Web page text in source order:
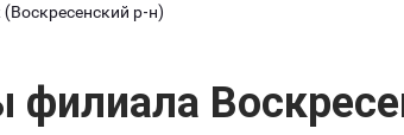
(Воскресенский р-н)
филиала